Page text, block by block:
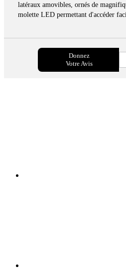
latéraux amovibles, ornés de
molette LED permettant d'accéder
Donnez
Votre Avis